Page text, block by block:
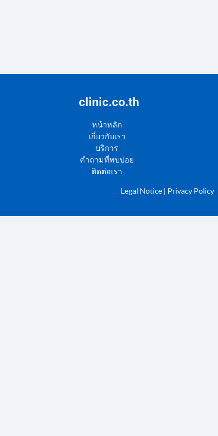
หน้าหลัก
เกี่ยวกับเรา
บริการ
คำถามที่พบบ่อย
ติดต่อเรา
clinic.co.th
Legal Notice | Privacy Policy